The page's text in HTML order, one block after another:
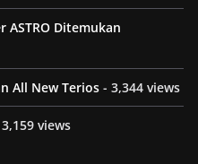
ASTRO Ditemukan
All New Terios - 3,344 views
views